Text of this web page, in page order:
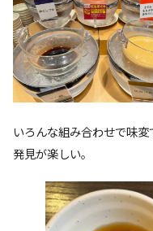
いろんな組み合わせで味
発見が楽しい。